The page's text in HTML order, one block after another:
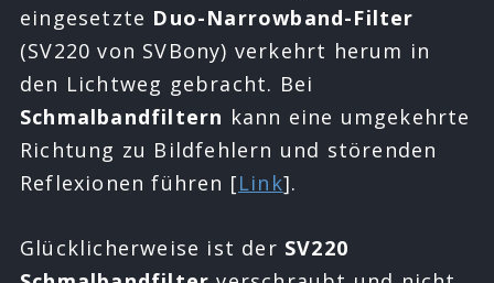
eingesetzte Duo-Narrowband-Filter
(SV220 von SVBony) verkehrt herum in
den Lichtweg gebracht. Bei
Schmalbandfiltern kann eine umgekehrte
Richtung zu Bildfehlern und störenden
Reflexionen führen [Link].
Glücklicherweise ist der SV220